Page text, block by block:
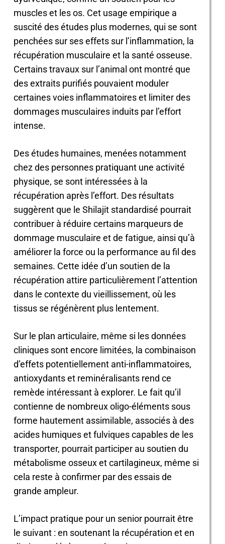
muscles et les os. Cet usage empirique a
suscité des études plus modernes, qui se sont
penchées sur ses effets sur l’inflammation, la
récupération musculaire et la santé osseuse.
Certains travaux sur l’animal ont montré que
des extraits purifiés pouvaient moduler
certaines voies inflammatoires et limiter des
dommages musculaires induits par l’effort
intense.
Des études humaines, menées notamment
chez des personnes pratiquant une activité
physique, se sont intéressées à la
récupération après l’effort. Des résultats
suggèrent que le Shilajit standardisé pourrait
contribuer à réduire certains marqueurs de
dommage musculaire et de fatigue, ainsi qu’à
améliorer la force ou la performance au fil des
semaines. Cette idée d’un soutien de la
récupération attire particulièrement l’attention
dans le contexte du vieillissement, où les
tissus se régénèrent plus lentement.
Sur le plan articulaire, même si les données
cliniques sont encore limitées, la combinaison
d’effets potentiellement anti-inflammatoires,
antioxydants et reminéralisants rend ce
remède intéressant à explorer. Le fait qu’il
contienne de nombreux oligo-éléments sous
forme hautement assimilable, associés à des
acides humiques et fulviques capables de les
transporter, pourrait participer au soutien du
métabolisme osseux et cartilagineux, même si
cela reste à confirmer par des essais de
grande ampleur.
L’impact pratique pour un senior pourrait être
le suivant : en soutenant la récupération et en